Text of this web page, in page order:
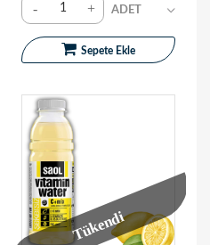
- +
Sepete Ekle
Tükendi